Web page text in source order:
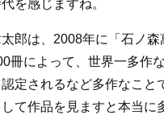
を感じますね。
郎は、2008年に「石ノ森
冊によって、世界一多作
定されるなど多作なこと
て作品を見ますと本当に